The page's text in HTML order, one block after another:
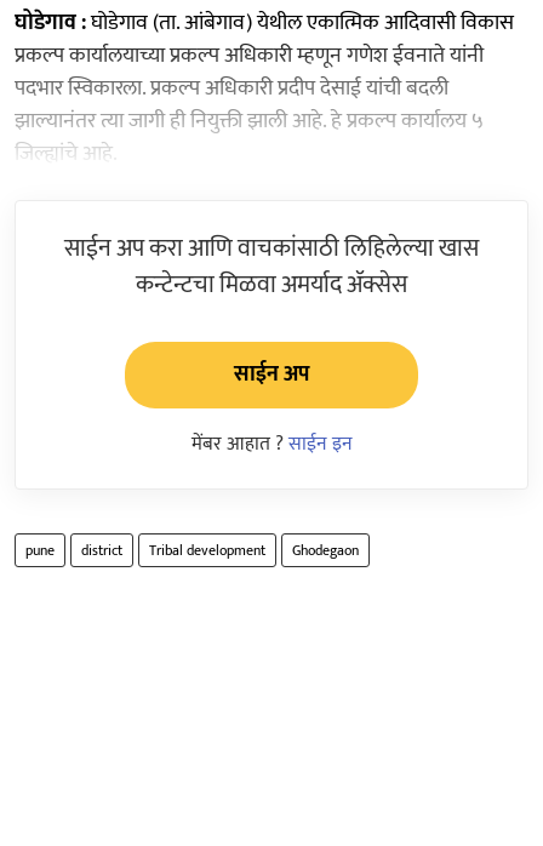
घोडेगाव :घोडेगाव (ता. आंबेगाव) येथील एकात्मिक आदिवासी विकास
प्रकल्प कार्यालयाच्या प्रकल्प अधिकारी म्हणून गणेश ईवनाते यांनी
पदभार स्विकारला. प्रकल्प अधिकारी प्रदीप देसाई यांची बदली
झाल्यानंतर त्या जागी ही नियुक्ती झाली आहे. हे प्रकल्प कार्यालय ५
जिल्ह्यांचे आहे.
साईन अप करा आणि वाचकांसाठी लिहिलेल्या खास
कन्टेन्टचा मिळवा अमर्याद ॲक्सेस
साईन अप
मेंबर आहात ?साईन इन
pune district Tribal development Ghodegaon